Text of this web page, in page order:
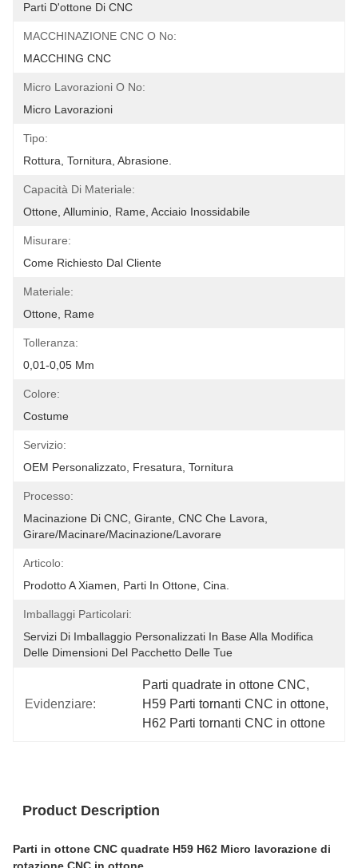
Parti D'ottone Di CNC
MACCHINAZIONE CNC O No:
MACCHING CNC
Micro Lavorazioni O No:
Micro Lavorazioni
Tipo:
Rottura, Tornitura, Abrasione.
Capacità Di Materiale:
Ottone, Alluminio, Rame, Acciaio Inossidabile
Misurare:
Come Richiesto Dal Cliente
Materiale:
Ottone, Rame
Tolleranza:
0,01-0,05 Mm
Colore:
Costume
Servizio:
OEM Personalizzato, Fresatura, Tornitura
Processo:
Macinazione Di CNC, Girante, CNC Che Lavora,
Girare/macinare/macinazione/lavorare
Articolo:
Prodotto A Xiamen, Parti In Ottone, Cina.
Imballaggi Particolari:
Servizi Di Imballaggio Personalizzati In Base Alla Modifica
Delle Dimensioni Del Pacchetto Delle Tue
Evidenziare:
Parti quadrate in ottone CNC,
H59 Parti tornanti CNC in ottone
H62 Parti tornanti CNC in ottone
Product Description
Parti in ottone CNC quadrate H59 H62 Micro lavorazione di